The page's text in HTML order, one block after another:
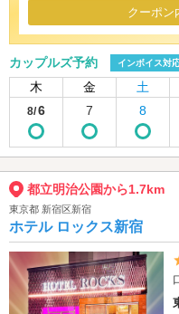
クーポン
カップルズ予約 インボイス対
木 金 土
8/6 7 8
都立明治公園から1.7km
東京都 新宿区新宿
ホテル ロックス新宿